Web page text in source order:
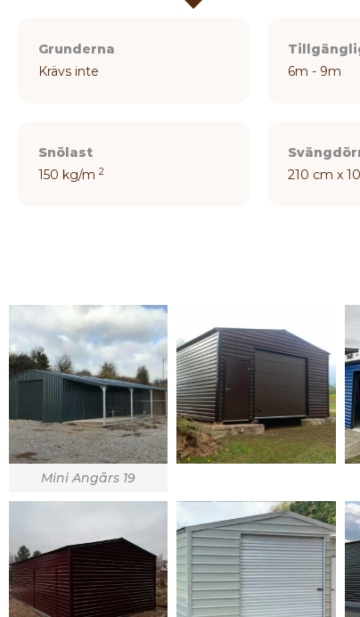
Grunderna
Krävs inte
6m - 9m
Snölast
150 kg/m 2
210 cm x
Mini Angārs 19